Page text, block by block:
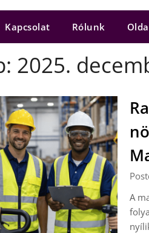
Kapcsolat Rólunk
2025.
A